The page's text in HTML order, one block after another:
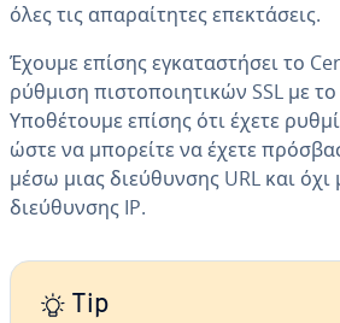
όλες τις απαραίτητες επεκτάσεις.
Έχουμε επίσης εγκαταστήσει το
ρύθμιση πιστοποιητικών SSL με
Υποθέτουμε επίσης ότι έχετε
ώστε να μπορείτε να έχετε
μέσω μιας διεύθυνσης URL και
διεύθυνσης IP.
Tip